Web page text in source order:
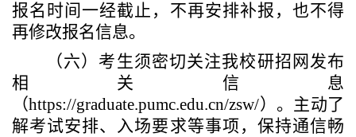
报名时间一经截止，不再安排补报，也不得
再修改报名信息。
（六）考生须密切关注我校研招网发布
相关信息
（https://graduate.pumc.edu.cn/zsw/） 。主动了
解考试安排、入场要求等事项，保持通信畅